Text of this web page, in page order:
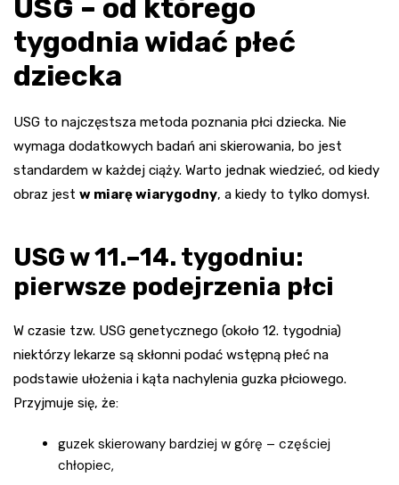
USG – od którego
tygodnia widać płeć
dziecka
USG to najczęstsza metoda poznania płci dziecka. Nie
wymaga dodatkowych badań ani skierowania, bo jest
standardem w każdej ciąży. Warto jednak wiedzieć, od kiedy
obraz jest w miarę wiarygodny, a kiedy to tylko domysł.
USG w 11.–14. tygodniu:
pierwsze podejrzenia płci
W czasie tzw. USG genetycznego (około 12. tygodnia)
niektórzy lekarze są skłonni podać wstępną płeć na
podstawie ułożenia i kąta nachylenia guzka płciowego.
Przyjmuje się, że:
guzek skierowany bardziej w górę – częściej
chłopiec,